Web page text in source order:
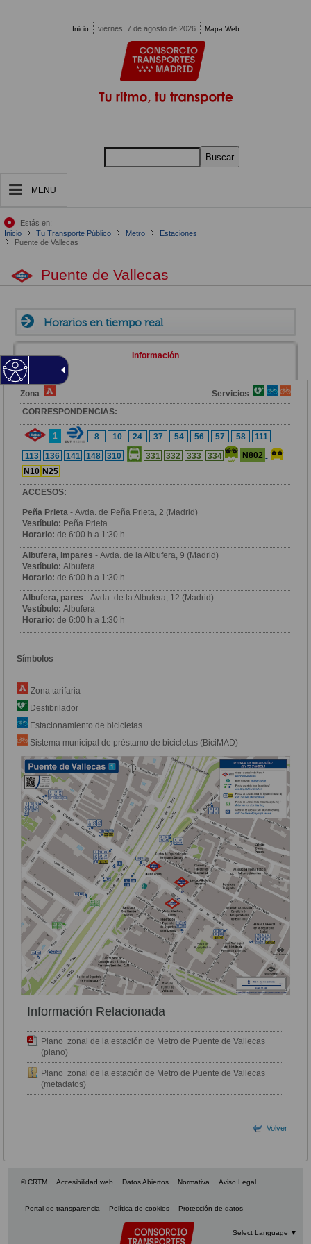
Inicio viernes, 7 de agosto de 2026 Mapa Web
Buscar
MENU
Estás en:
Inicio
Tu Transporte Público Metro
Estaciones
Puente de Vallecas
Puente de Vallecas
Horarios en tiempo real
Información
Zona
Servicios
CORRESPONDENCIAS:
1 8 10 24 37 54 56 57 58
111
113
136 141 148 310 331 332 333 334
N802
N10 N25
ACCESOS:
Peña Prieta - Avda. de Peña Prieta, 2 (Madrid)
Vestíbulo: Peña Prieta
Horario: de 6:00 h a 1:30 h
Albufera, impares - Avda. de la Albufera, 9 (Madrid)
Vestíbulo: Albufera
Horario: de 6:00 h a 1:30 h
Albufera, pares - Avda. de la Albufera, 12 (Madrid)
Vestíbulo: Albufera
Horario: de 6:00 h a 1:30 h
Símbolos
Zona tarifaria
Desfibrilador
Estacionamiento de bicicletas
Sistema municipal de préstamo de bicicletas (BiciMAD)
Información Relacionada
Plano zonal de la estación de Metro de Puente de Vallecas
(plano)
Plano zonal de la estación de Metro de Puente de Vallecas
(metadatos)
Volver
© CRTM Accesibilidad web Datos Abiertos Normativa Aviso Legal
Portal de transparencia Política de cookies Protección de datos
Select Language ▼